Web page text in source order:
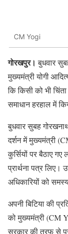
CM Yogi
गोरखपुर। बुधवार
मुख्यमंत्री योगी
कि किसी को भी
समाधान हरहाल में
बुधवार सुबह
दर्शन में मुख्यमंत्री
कुर्सियों पर बैठाए
प्रार्थना पत्र
अधिकारियों को
अपनी बिटिया की
को मुख्यमंत्री (CM
सरकार की तरफ से